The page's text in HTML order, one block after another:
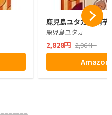
鹿児島ユタカ 安納
鹿児島ユタカ
2,828円 2,964円
Amazon